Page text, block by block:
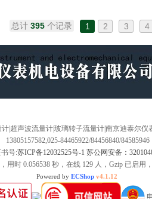
总计 395 个记录 1 2 3 4
|超声波流量计|玻璃转子流量计|南京迪泰尔
13805157582,025-84465922/84456840/84585946
号:苏ICP备12032525号-1 苏公网安备：
用时 0.056538 秒，在线 129 人，Gzip 已启用
Powered by ECShop v4.1.12